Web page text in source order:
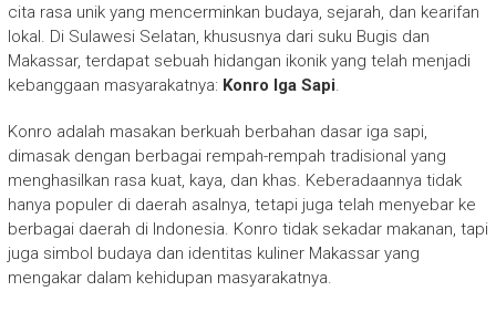
cita rasa unik yang mencerminkan budaya, sejarah, dan kearifan
lokal. Di Sulawesi Selatan, khususnya dari suku Bugis dan
Makassar, terdapat sebuah hidangan ikonik yang telah menjadi
kebanggaan masyarakatnya: Konro Iga Sapi.
Konro adalah masakan berkuah berbahan dasar iga sapi,
dimasak dengan berbagai rempah-rempah tradisional yang
menghasilkan rasa kuat, kaya, dan khas. Keberadaannya tidak
hanya populer di daerah asalnya, tetapi juga telah menyebar ke
berbagai daerah di Indonesia. Konro tidak sekadar makanan, tapi
juga simbol budaya dan identitas kuliner Makassar yang
mengakar dalam kehidupan masyarakatnya.